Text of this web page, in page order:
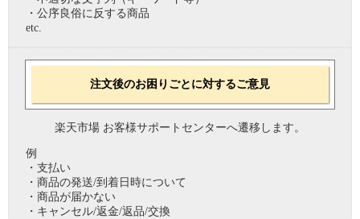
・公序良俗に反する商品
etc.
注文後のお困りごとに対するご意見
楽天市場 お客様サポートセンターへ遷移します。
例
・支払い
・商品の発送/到着日時について
・商品が届かない
・キャンセル/返金/返品/交換